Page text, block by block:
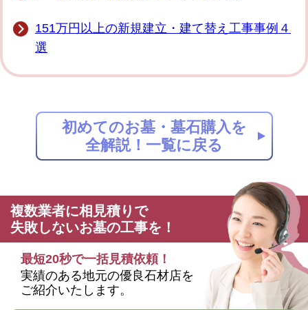
151万円以上の新規建立・建て替え工事事例４
選
初めてのお墓・墓石購入を
全解説！一覧に戻る
複数業者に相見積りで
失敗しないお墓の工事を！
最短20秒で一括見積依頼！
実績のある地元の優良石材店を
ご紹介いたします。